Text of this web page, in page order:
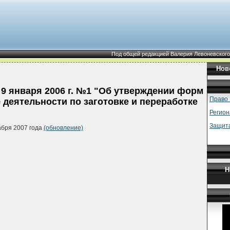
Под общей редакцией Валерия Левоневского
9 января 2006 г. №1 "Об утверждении форм
по заготовке и переработке
2007 года (обновление)
Право